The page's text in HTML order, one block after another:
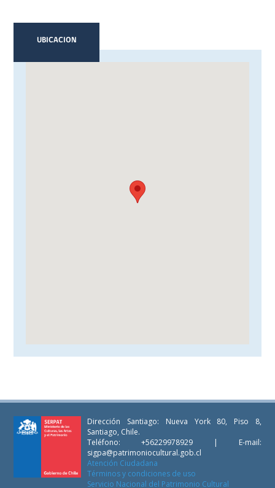
UBICACION
Dirección Santiago: Nueva York 80, Piso 8,
Santiago, Chile.
Teléfono: +56229978929 | E-mail:
sigpa@patrimoniocultural.gob.cl
Atención Ciudadana
Términos y condiciones de uso
Servicio Nacional del Patrimonio Cultural